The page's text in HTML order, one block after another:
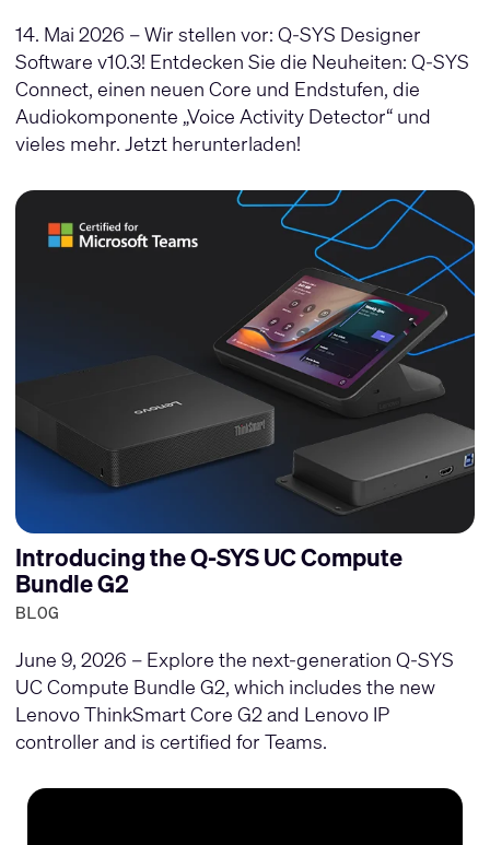
14. Mai 2026 – Wir stellen vor: Q-SYS Designer
Software v10.3! Entdecken Sie die Neuheiten: Q-SYS
Connect, einen neuen Core und Endstufen, die
Audiokomponente „Voice Activity Detector“ und
vieles mehr. Jetzt herunterladen!
Introducing the Q-SYS UC Compute
Bundle G2
BLOG
June 9, 2026 – Explore the next-generation Q-SYS
UC Compute Bundle G2, which includes the new
Lenovo ThinkSmart Core G2 and Lenovo IP
controller and is certified for Teams.